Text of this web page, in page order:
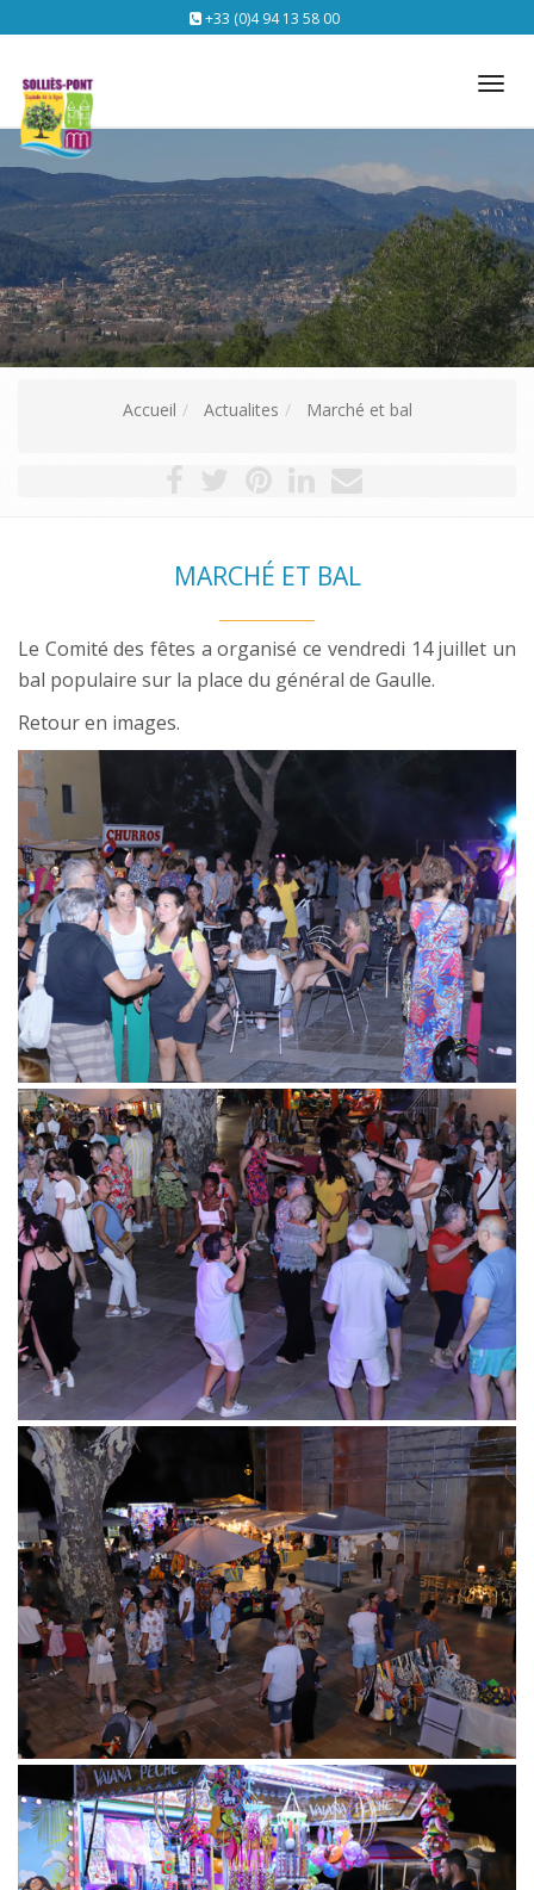
+33 (0)4 94 13 58 00
Accueil Actualites Marché et bal
MARCHÉ ET BAL
Le Comité des fêtes a organisé ce vendredi 14 juillet un
bal populaire sur la place du général de Gaulle.
Retour en images.